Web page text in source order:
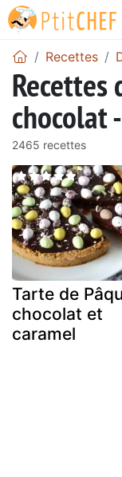
Recettes
Recettes
chocolat
2465 recettes
Tarte de
chocolat et
caramel